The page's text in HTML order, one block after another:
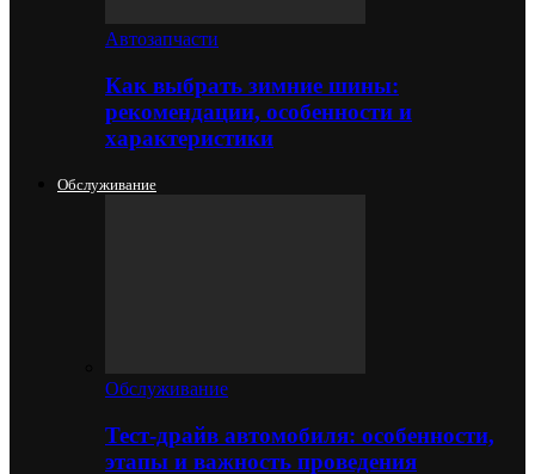
Автозапчасти
Как выбрать зимние шины:
рекомендации, особенности и
характеристики
Обслуживание
Обслуживание
Тест-драйв автомобиля: особенности,
этапы и важность проведения